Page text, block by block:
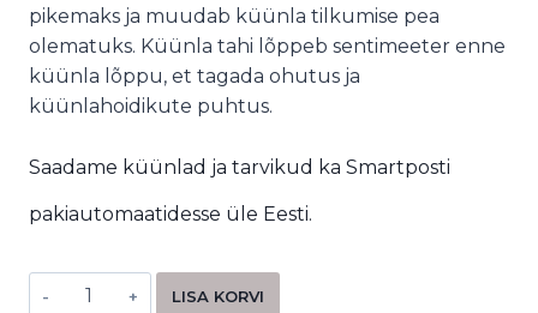
pikemaks ja muudab küünla tilkumise pea
olematuks. Küünla tahi lõppeb sentimeeter enne
küünla lõppu, et tagada ohutus ja
küünlahoidikute puhtus.
Saadame küünlad ja tarvikud ka Smartposti
pakiautomaatidesse üle Eesti.
LISA KORVI